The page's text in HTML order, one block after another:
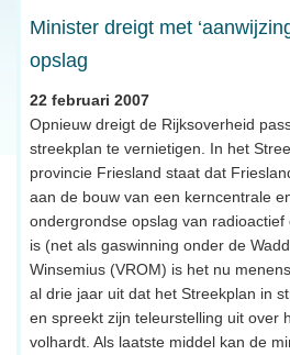
Minister dreigt met
opslag
22 februari 2007
Opnieuw dreigt de Rijksoverheid
streekplan te vernietigen. In het
provincie Friesland staat dat
aan de bouw van een kerncentrale
ondergrondse opslag van
is (net als gaswinning onder de
Winsemius (VROM) is het nu
al drie jaar uit dat het Streekplan in
en spreekt zijn teleurstelling uit over
volhardt. Als laatste middel kan de